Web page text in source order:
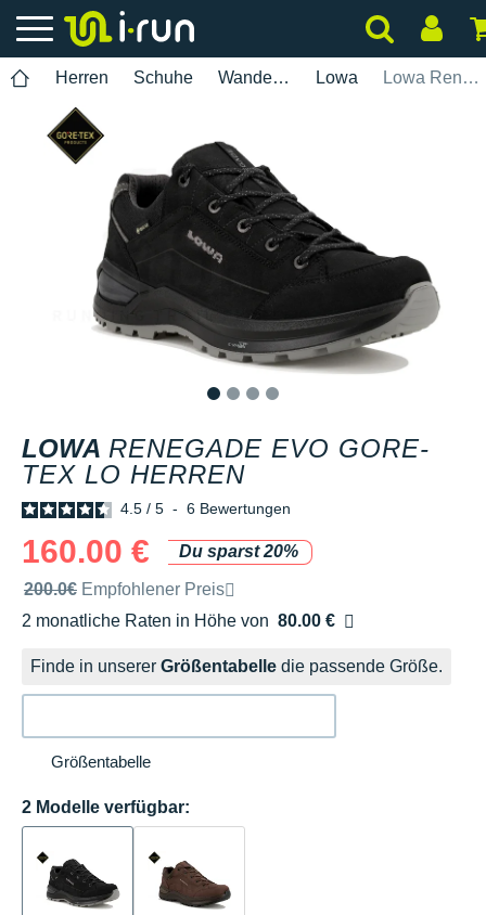
Herren Schuhe Wanderung Lowa Lowa Renegade Evo Gore-Tex Lo Herren
LOWA RENEGADE EVO GORE-
TEX LO HERREN
4.5 / 5 - 6 Bewertungen
160.00 €
Du sparst 20%
Unverbindliche Preisempfehlung der Marke
200.0€ Empfohlener Preis
2 monatliche Raten in Höhe von 80.00 €
Ohne Zusatzkosten
Finde in unserer Größentabelle die passende Größe.
Größentabelle
2 Modelle verfügbar: